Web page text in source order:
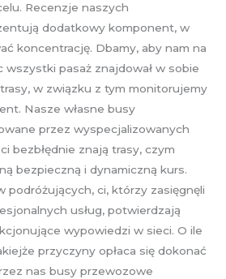
Recenzje naszych
dodatkowy komponent, w
koncentrację. Dbamy, aby nam na
wszystki pasaż znajdował w sobie
w związku z tym monitorujemy
Nasze własne busy
przez wyspecjalizowanych
bezbłędnie znają trasy, czym
bezpieczną i dynamiczną kurs.
podróżujących, ci, którzy zasięgnęli
usług, potwierdzają
wypowiedzi w sieci. O ile
przyczyny opłaca się dokonać
nas busy przewozowe